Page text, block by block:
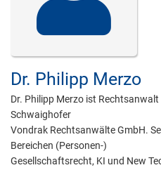
Dr. Philipp Merzo
Dr. Philipp Merzo ist
Schwaighofer
Vondrak Rechtsanwälte GmbH.
Bereichen (Personen-)
Gesellschaftsrecht, KI und New